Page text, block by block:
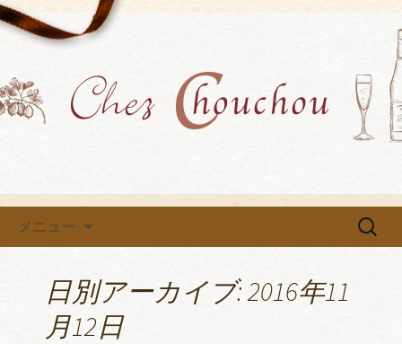
小牧市にあるフレンチ「Chez
Chouchou」のブログ
各種イベントや教室を開催中です
メニュー
検
日別アーカイブ: 2016年11
月12日